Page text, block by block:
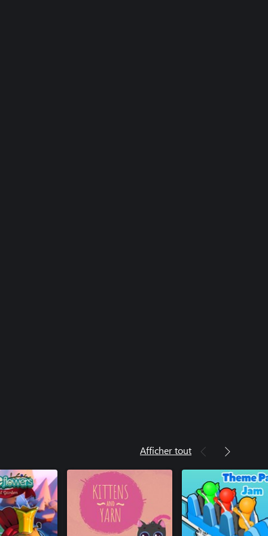
Afficher tout